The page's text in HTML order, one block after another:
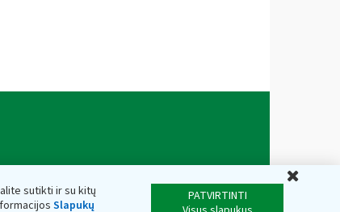
sutikti ir su kitų
Slapukų
PATVIRTINTI